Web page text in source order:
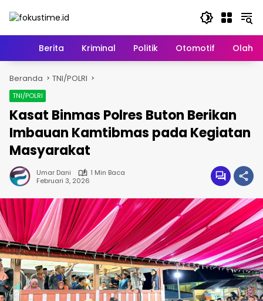
HomeBerita Kriminal Politik Otomotif
Beranda TNI/POLRI
TNI/POLRI
Kasat Binmas Polres Buton Berikan
Imbauan Kamtibmas pada Kegiatan
Masyarakat
Umar Dani
1 Min Baca
Februari 3, 2026